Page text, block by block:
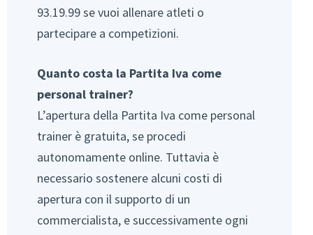
93.19.99 se vuoi allenare atleti o
partecipare a competizioni.
Quanto costa la Partita Iva come
personal trainer?
L’apertura della Partita Iva come personal
trainer è gratuita, se procedi
autonomamente online. Tuttavia è
necessario sostenere alcuni costi di
apertura con il supporto di un
commercialista, e successivamente ogni